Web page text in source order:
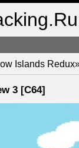
Islands
3 [C64]